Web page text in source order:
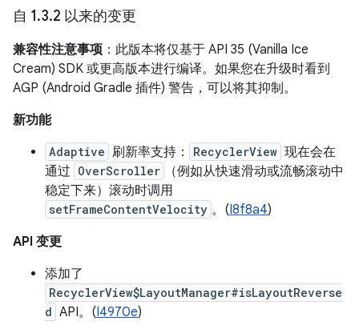
自 1.3.2 以来的变更
兼容性注意事项 ：此版本将仅基于 API 35 (Vanilla Ice
Cream) SDK 或更高版本进行编译。如果您在升级时看到
AGP (Android Gradle 插件) 警告，可以将其抑制。
新功能
Adaptive 刷新率支持： RecyclerView 现在会在
通过 OverScroller
（例如从快速滑动或流畅滚动中
稳定下来）滚动时调用
setFrameContentVelocity 。(I8f8a4)
API 变更
添加了
RecyclerView$LayoutManager#isLayoutReverse
d API。(I4970e)